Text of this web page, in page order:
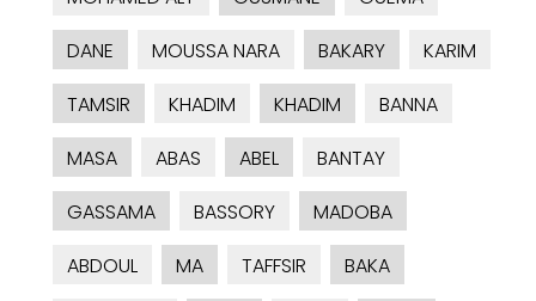
DANE
MOUSSA NARA BAKARY
KARIM
TAMSIR
KHADIM KHADIM
BANNA
MASA
ABAS ABEL
BANTAY
GASSAMA
BASSORY
MADOBA
ABDOUL
MA TAFFSIR
BAKA